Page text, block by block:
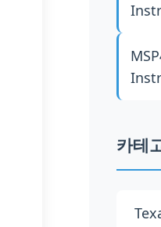
카테